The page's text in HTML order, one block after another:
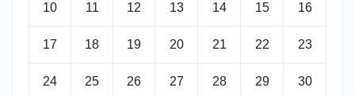
10 11 12 13 14 15 16
17 18 19 20 21 22 23
24 25 26 27 28 29 30